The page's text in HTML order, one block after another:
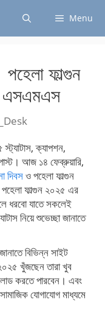
Menu
ফাল্গুন
এসএমএস
ক্যাপশন,
আজ ১৪ ফেব্রুয়ারি,
দিবসও পহেলা ফাল্গুন
ফাল্গুন ২০২৫ এর
ধরবো যাতে সকলেই
নিয়ে শুভেচ্ছা জানাতে
বিভিন্ন সাইট
খুঁজছেন তারা খুব
করতে পারবেন। এবং
যোগাযোগ মাধ্যমে